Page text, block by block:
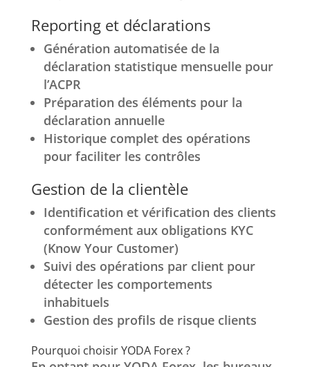
Reporting et déclarations
Génération automatisée de la
déclaration statistique mensuelle pour
l’ACPR
Préparation des éléments pour la
déclaration annuelle
Historique complet des opérations
pour faciliter les contrôles
Gestion de la clientèle
Identification et vérification des clients
conformément aux obligations KYC
(Know Your Customer)
Suivi des opérations par client pour
détecter les comportements
inhabituels
Gestion des profils de risque clients
Pourquoi choisir YODA Forex ?